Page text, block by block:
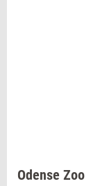
Odense Zoo